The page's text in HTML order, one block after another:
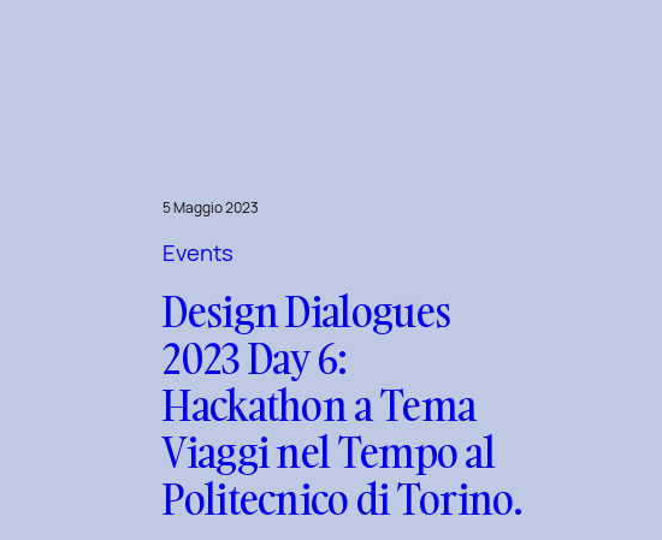
con
Alberto
Colopi.
5 Maggio 2023
Events
Design Dialogues
2023 Day 6:
Hackathon a Tema
Viaggi nel Tempo al
Politecnico di Torino.